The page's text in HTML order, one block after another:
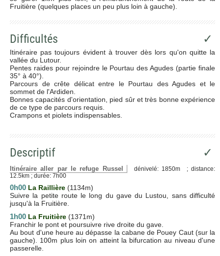
Fruitière (quelques places un peu plus loin à gauche).
Difficultés ✓
Itinéraire pas toujours évident à trouver dès lors qu'on quitte la
vallée du Lutour.
Pentes raides pour rejoindre le Pourtau des Agudes (partie finale
35° à 40°).
Parcours de crête délicat entre le Pourtau des Agudes et le
sommet de l'Ardiden.
Bonnes capacités d'orientation, pied sûr et très bonne expérience
de ce type de parcours requis.
Crampons et piolets indispensables.
Descriptif ✓
Itinéraire aller par le refuge Russel
dénivelé: 1850m ; distance:
12.5km ; durée: 7h00
0h00 La Raillière (1134m)
Suivre la petite route le long du gave du Lustou, sans difficulté
jusqu'à la Fruitière.
1h00 La Fruitière (1371m)
Franchir le pont et poursuivre rive droite du gave.
Au bout d'une heure au dépasse la cabane de Pouey Caut (sur la
gauche). 100m plus loin on atteint la bifurcation au niveau d'une
passerelle.